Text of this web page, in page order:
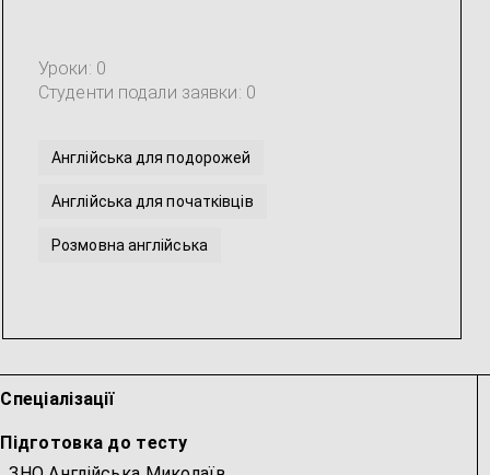
Уроки: 0
Студенти подали заявки: 0
Англійська для подорожей
Англійська для початківців
Розмовна англійська
Інтенсивна англійська ...
Спеціалізації
Підготовка до тесту